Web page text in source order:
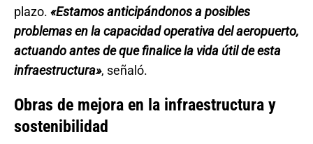
plazo. «Estamos anticipándonos a posibles
problemas en la capacidad operativa del aeropuerto,
actuando antes de que finalice la vida útil de esta
infraestructura», señaló.
Obras de mejora en la infraestructura y
sostenibilidad